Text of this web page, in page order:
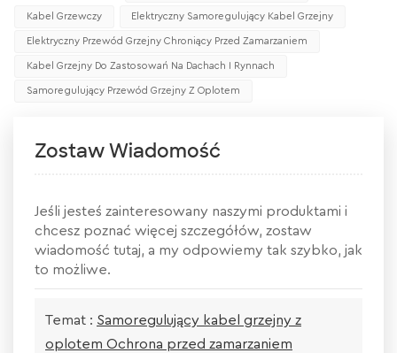
Kabel Grzewczy Elektryczny Samoregulujący Kabel Grzejny
Elektryczny Przewód Grzejny Chroniący Przed Zamarzaniem
Kabel Grzejny Do Zastosowań Na Dachach I Rynnach
Samoregulujący Przewód Grzejny Z Oplotem
Zostaw Wiadomość
Jeśli jesteś zainteresowany naszymi produktami i
chcesz poznać więcej szczegółów, zostaw
wiadomość tutaj, a my odpowiemy tak szybko, jak
to możliwe.
Temat : Samoregulujący kabel grzejny z
oplotem Ochrona przed zamarzaniem